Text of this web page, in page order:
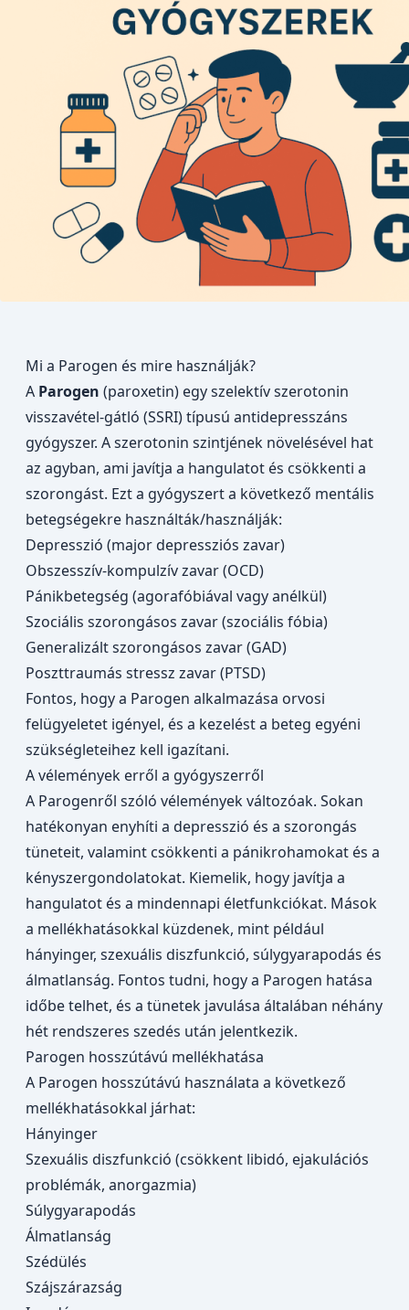
Mi a Parogen és mire használják?
A Parogen (paroxetin) egy szelektív szerotonin
visszavétel-gátló (SSRI) típusú antidepresszáns
gyógyszer. A szerotonin szintjének növelésével hat
az agyban, ami javítja a hangulatot és csökkenti a
szorongást. Ezt a gyógyszert a következő mentális
betegségekre használták/használják:
Depresszió (major depressziós zavar)
Obszesszív-kompulzív zavar (OCD)
Pánikbetegség (agorafóbiával vagy anélkül)
Szociális szorongásos zavar (szociális fóbia)
Generalizált szorongásos zavar (GAD)
Poszttraumás stressz zavar (PTSD)
Fontos, hogy a Parogen alkalmazása orvosi
felügyeletet igényel, és a kezelést a beteg egyéni
szükségleteihez kell igazítani.
A vélemények erről a gyógyszerről
A Parogenről szóló vélemények változóak. Sokan
hatékonyan enyhíti a depresszió és a szorongás
tüneteit, valamint csökkenti a pánikrohamokat és a
kényszergondolatokat. Kiemelik, hogy javítja a
hangulatot és a mindennapi életfunkciókat. Mások
a mellékhatásokkal küzdenek, mint például
hányinger, szexuális diszfunkció, súlygyarapodás és
álmatlanság. Fontos tudni, hogy a Parogen hatása
időbe telhet, és a tünetek javulása általában néhány
hét rendszeres szedés után jelentkezik.
Parogen hosszútávú mellékhatása
A Parogen hosszútávú használata a következő
mellékhatásokkal járhat:
Hányinger
Szexuális diszfunkció (csökkent libidó, ejakulációs
problémák, anorgazmia)
Súlygyarapodás
Álmatlanság
Szédülés
Szájszárazság